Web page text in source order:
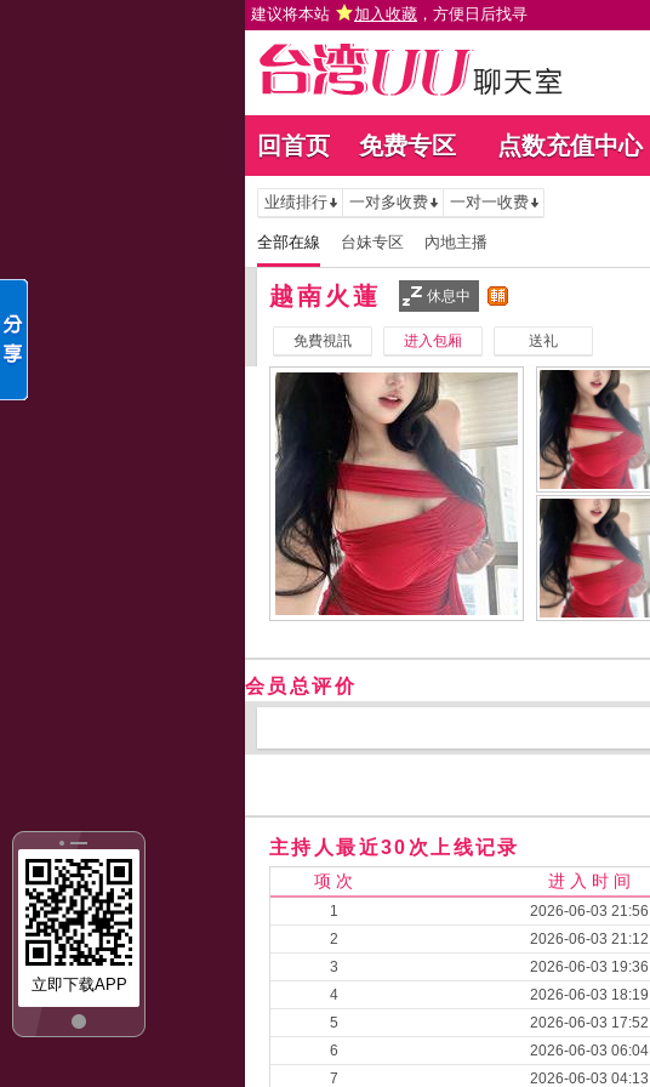
建议将本站 加入收藏 ，方便日后找寻
回首页 免费专区 点数充值中心
立即下载APP
业绩排行 一对多收费 一对一收费
全部在線 台妹专区 內地主播
越南火蓮 休息中
免費視訊 进入包厢 送礼
会员总评价
主持人最近30次上线记录
项 次 进 入 时 间
1 2026-06-03 21:56
2
2026-06-03 21:12
3
2026-06-03 19:36
4
2026-06-03 18:19
5
2026-06-03 17:52
6
2026-06-03 06:04
7
2026-06-03 04:13